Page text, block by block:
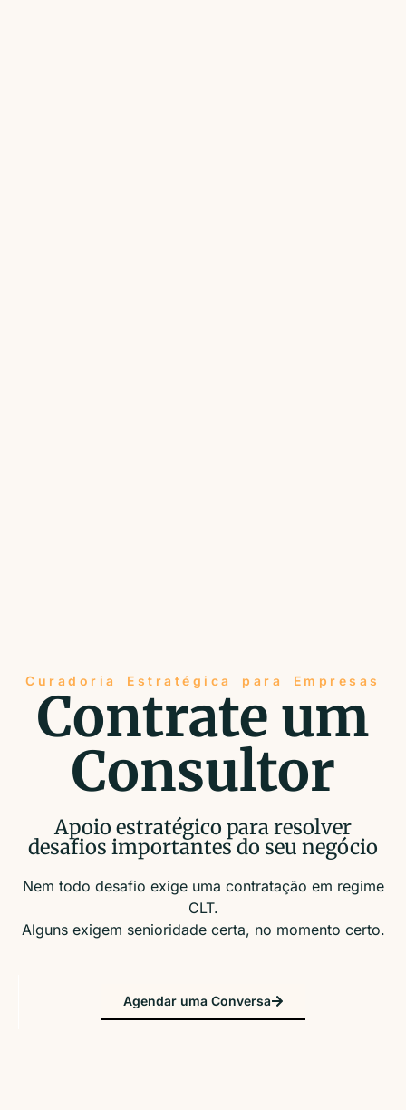
Curadoria Estratégica para Empresas
Contrate um
Consultor
Apoio estratégico para resolver
desafios importantes do seu negócio
Nem todo desafio exige uma contratação em regime
CLT.
Alguns exigem senioridade certa, no momento certo.
Agendar uma Conversa